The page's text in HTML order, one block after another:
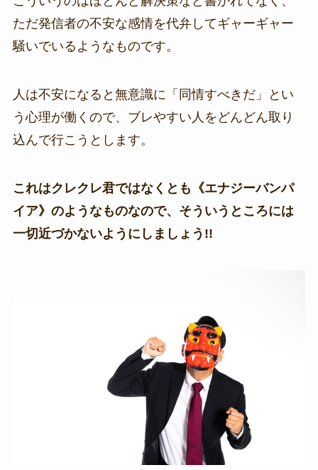
ただ発信者の不安な感情を代弁してギャーギャー
騒いでいるようなものです。
人は不安になると無意識に「同情すべきだ」とい
う心理が働くので、ブレやすい人をどんどん取り
込んで行こうとします。
これはクレクレ君ではなくとも《エナジーバンパ
イア》のようなものなので、そういうところには
一切近づかないようにしましょう!!